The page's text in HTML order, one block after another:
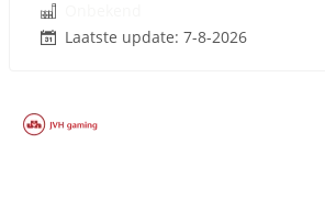
Laatste update: 7-8-2026